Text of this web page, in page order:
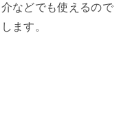
などでも使えるので
ます。